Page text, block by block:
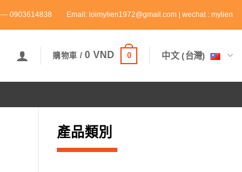
0903614838 Email: loimylien1972@gmail.com | wechat : mylien
購物車 /0 VND 0 中文 (台灣)
產品類別